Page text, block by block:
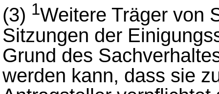
(3) 1Weitere Träger von
Sitzungen der
Grund des
werden kann, dass sie